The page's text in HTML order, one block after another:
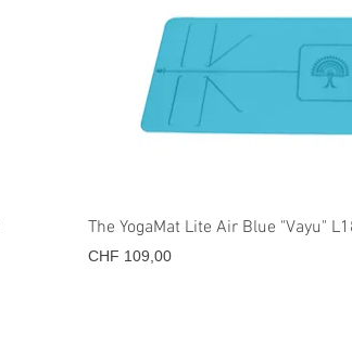
Snel
The YogaMat Lite Air Blue "Vayu"
Prijs
CHF 109,00